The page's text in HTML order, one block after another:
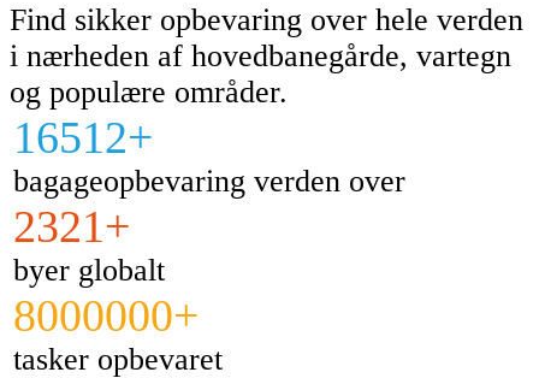
Find sikker opbevaring over hele verden
i nærheden af hovedbanegårde, vartegn
og populære områder.
16512+
bagageopbevaring verden over
2321+
byer globalt
8000000+
tasker opbevaret